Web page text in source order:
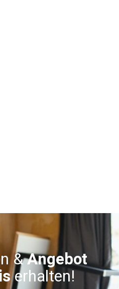
&Angebot
erhalten!